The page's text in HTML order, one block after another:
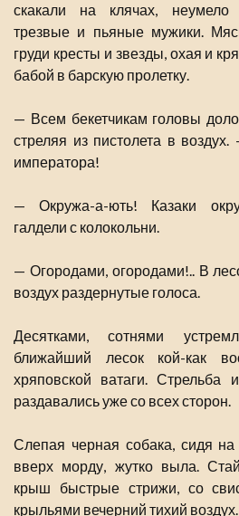
скакали на клячах, неумело
трезвые и пьяные мужики.
груди кресты и звезды, охая и
бабой в барскую пролетку.
— Всем бекетчикам головы
стреляя из пистолета в
императора!
— Окружа-а-ють! Казаки
галдели с колокольни.
— Огородами, огородами!.. В
воздух раздернутые голоса.
Десятками, сотнями
ближайший лесок кой-как
хряповской ватаги. Стрельба
раздавались уже со всех сторон.
Слепая черная собака, сидя на
вверх морду, жутко выла.
крыш быстрые стрижи, со
крыльями вечерний тихий воздух.